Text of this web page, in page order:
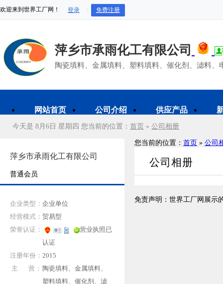
欢迎来到世界工厂网！ 登录 免费注册
萍乡市承雨化工有限公司
陶瓷填料、金属填料、塑料填料、催化剂、滤料
网站首页 公司介绍 供应产品
今天是 8月6日 星期四 您当前的位置： 首页 » 公司相册
萍乡市承雨化工有限公司
普通会员
企业类型： 企业单位
经营模式： 贸易型
荣誉认证：
营业执照已
认证
注册年份： 2015
主 营： 陶瓷填料、金属填料、
塑料填料、催化剂、滤
您当前的位置： 首页 » 公司
公司相册
免责声明： 世界工厂网展示